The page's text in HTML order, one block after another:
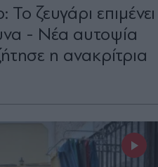
ζευγάρι επιμένει
- Νέα αυτοψία
η ανακρίτρια